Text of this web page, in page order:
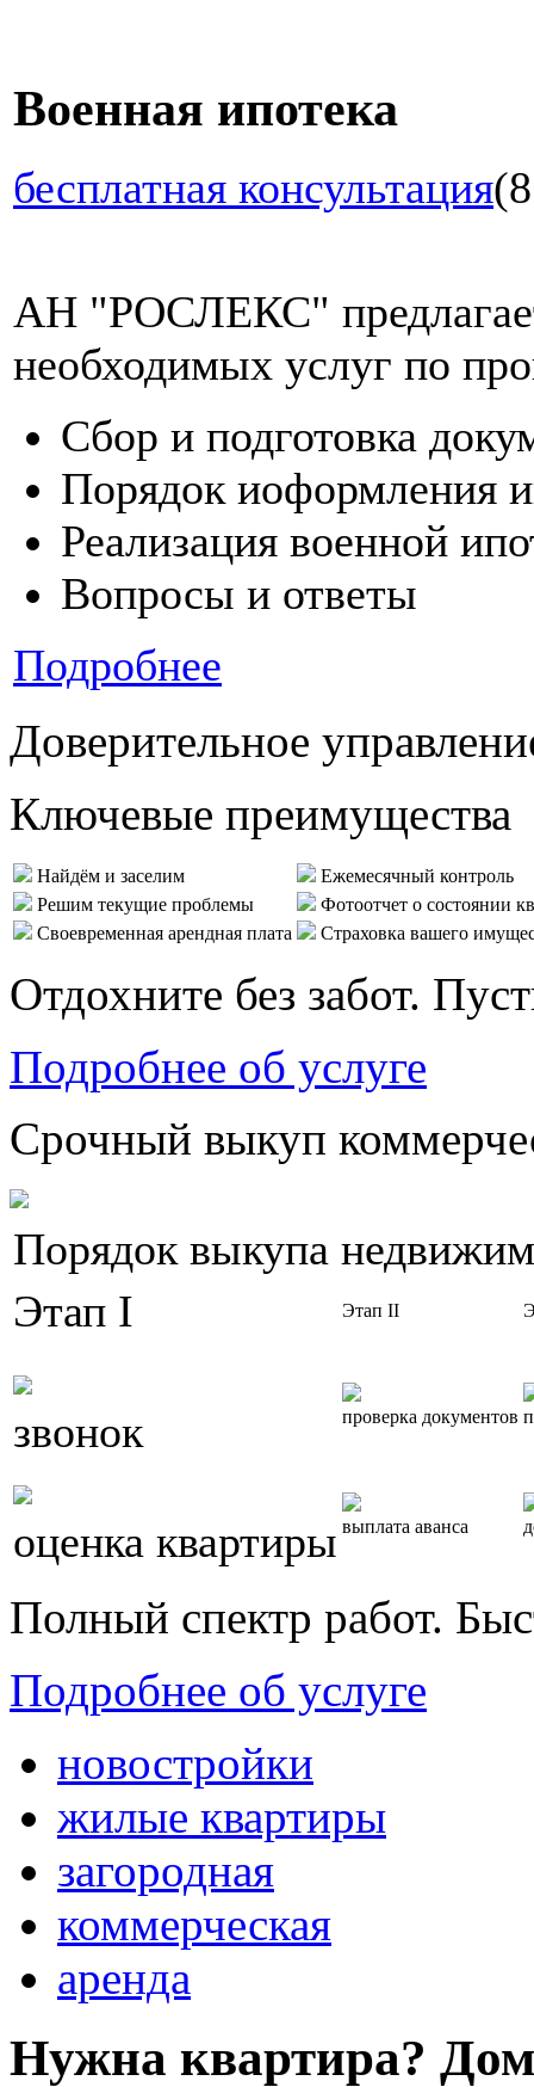
Военная ипотека
бесплатная консультация
АН "РОСЛЕКС"
необходимых услуг по
Сбор и подготовка
Порядок иоформления
Реализация военной
Вопросы и ответы
Подробнее
Доверительное
Ключевые преимущества
Найдём и заселим
Ежемесячный контроль
Решим текущие проблемы
Фотоотчет о состоянии
Своевременная арендная плата
Страховка вашего
Отдохните без забот.
Подробнее об услуге
Срочный выкуп
Порядок выкупа
Этап I
Этап II
звонок проверка документов
оценка квартиры выплата аванса
Полный спектр работ.
Подробнее об услуге
новостройки
жилые квартиры
загородная
коммерческая
аренда
Нужна квартира?